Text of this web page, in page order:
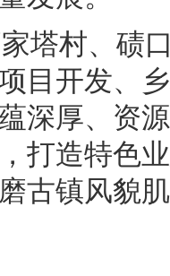
塔村、碛
目开发、
深厚、资
打造特色
古镇风貌